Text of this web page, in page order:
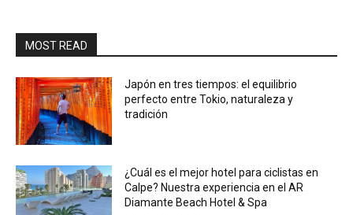
MOST READ
Japón en tres tiempos: el equilibrio
perfecto entre Tokio, naturaleza y
tradición
¿Cuál es el mejor hotel para ciclistas en
Calpe? Nuestra experiencia en el AR
Diamante Beach Hotel & Spa